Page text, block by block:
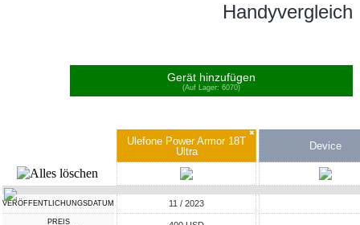
Handyvergleich
Gerät hinzufügen
(Auf Lager: 6070)
✖
Ulefone Power Armor 18T
Ultra
Device
VERÖFFENTLICHUNGSDATUM 11 / 2023
PREIS